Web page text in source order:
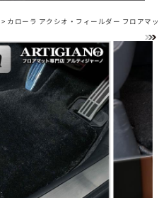
> カローラ アクシオ・フィールダー フロアマ